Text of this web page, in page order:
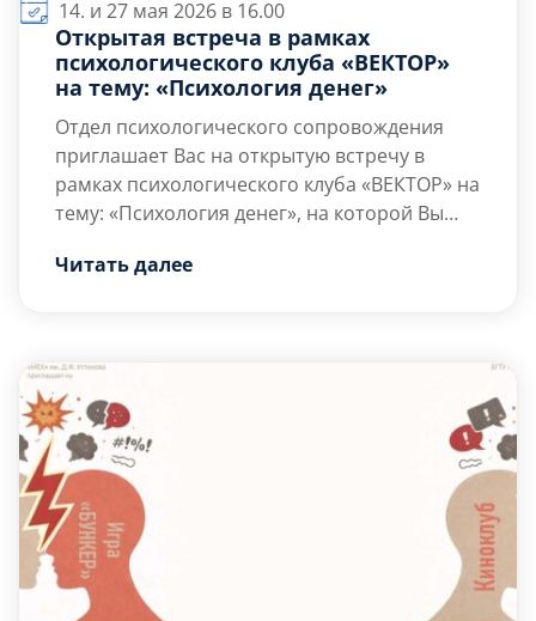
14. и 27 мая 2026 в 16.00
Открытая встреча в рамках
психологического клуба «ВЕКТОР»
на тему: «Психология денег»
Отдел психологического сопровождения
приглашает Вас на открытую встречу в
рамках психологического клуба «ВЕКТОР» на
тему: «Психология денег», на которой Вы
аспекты восприятия и отношения к деньгам,
узнаете, какие бессознательные сценарии
мешают накоплению и приумножению
средств, как детские травмы и […]
Читать далее